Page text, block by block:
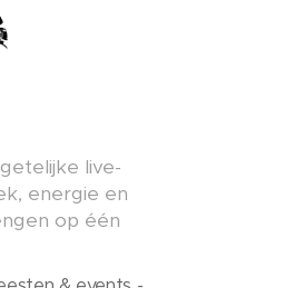
live-
energie en
op één